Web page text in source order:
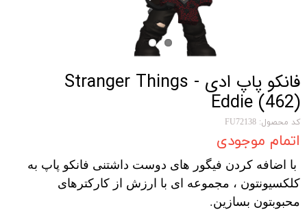
فانکو پاپ ادی Stranger Things -
Eddie (462)
کد محصول: FU72138
اتمام موجودی
با اضافه کردن فیگور های دوست داشتنی فانکو پاپ به
کلکسیونتون ، مجموعه ای با ارزش از کارکترهای
محبوبتون بسازین.